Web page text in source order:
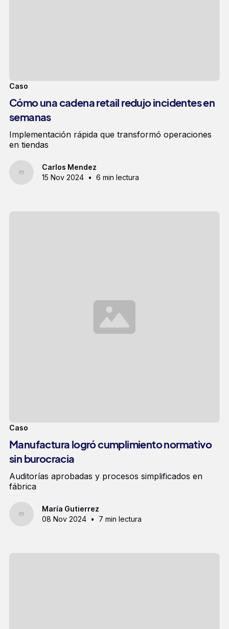
Caso
Cómo una cadena retail redujo incidentes en
semanas
Implementación rápida que transformó operaciones
en tiendas
Carlos Mendez
15 Nov 2024 • 6 min lectura
Caso
Manufactura logró cumplimiento normativo
sin burocracia
Auditorías aprobadas y procesos simplificados en
fábrica
María Gutierrez
08 Nov 2024 • 7 min lectura